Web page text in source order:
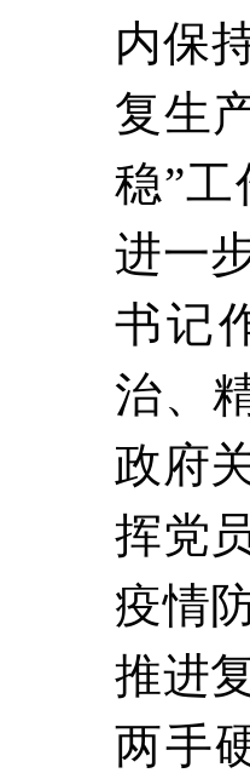
内保
复生
稳”
进一
书记
治、
政府
挥党
疫情
推进
两手